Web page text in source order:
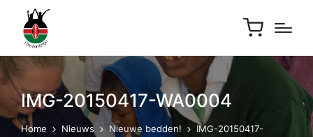
IMG-20150417-WA0004
Home Nieuws Nieuwe bedden!
IMG-20150417-